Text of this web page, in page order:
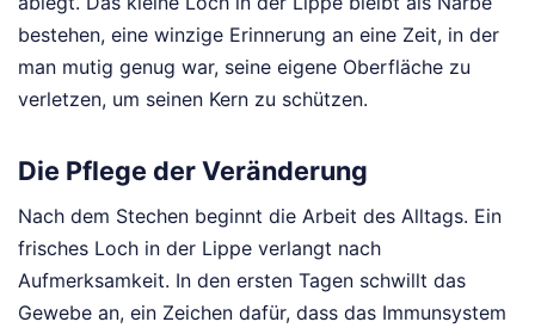
bestehen, eine winzige Erinnerung an eine Zeit, in der
man mutig genug war, seine eigene Oberfläche zu
verletzen, um seinen Kern zu schützen.
Die Pflege der Veränderung
Nach dem Stechen beginnt die Arbeit des Alltags. Ein
frisches Loch in der Lippe verlangt nach
Aufmerksamkeit. In den ersten Tagen schwillt das
Gewebe an, ein Zeichen dafür, dass das Immunsystem